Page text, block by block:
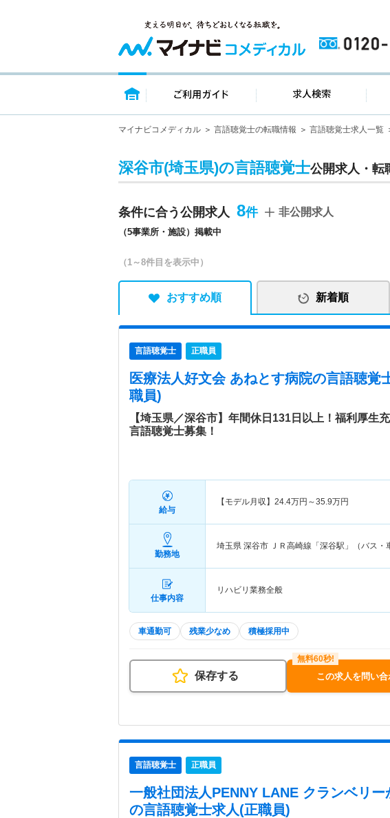
トップページ ご利用ガイド 求人
マイナビコメディカル 言語聴覚士の転職情報 言語聴覚士求人一覧
深谷市(埼玉県)の言語聴覚士公開求人・転
条件に合う公開求人 8
（5事業所・施設）掲載中
非公開求人
（1～8件目を表示中）
おすすめ順 新着順
言語聴覚士 正職員
医療法人好文会 あねとす病院の言語聴覚
職員)
【埼玉県／深谷市】年間休日131日以上！福利厚生
言語聴覚士募集！
給与
【モデル月収】 24.4万円～35.9万円
勤務地
埼玉県 深谷市 ＪＲ高崎線「深谷駅」（バス・
仕事内容
リハビリ業務全般
車通勤可 残業少なめ 積極採用中
保存する この求人を問い合
言語聴覚士 正職員
一般社団法人PENNY LANE クランベリー
の言語聴覚士求人(正職員)